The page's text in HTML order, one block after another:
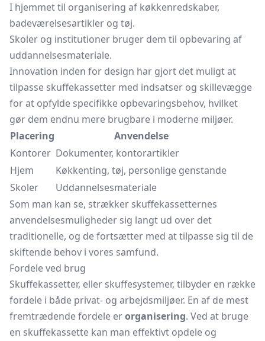
I hjemmet til organisering af køkkenredskaber,
badeværelsesartikler og tøj.
Skoler og institutioner bruger dem til opbevaring af
uddannelsesmateriale.
Innovation inden for design har gjort det muligt at
tilpasse skuffekassetter med indsatser og skillevægge
for at opfylde specifikke opbevaringsbehov, hvilket
gør dem endnu mere brugbare i moderne miljøer.
Placering
Anvendelse
Kontorer Dokumenter, kontorartikler
Hjem
Køkkenting, tøj, personlige genstande
Skoler
Uddannelsesmateriale
Som man kan se, strækker skuffekassetternes
anvendelsesmuligheder sig langt ud over det
traditionelle, og de fortsætter med at tilpasse sig til de
skiftende behov i vores samfund.
Fordele ved brug
Skuffekassetter, eller skuffesystemer, tilbyder en række
fordele i både privat- og arbejdsmiljøer. En af de mest
fremtrædende fordele erorganisering. Ved at bruge
en skuffekassette kan man effektivt opdele og